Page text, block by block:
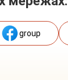
group